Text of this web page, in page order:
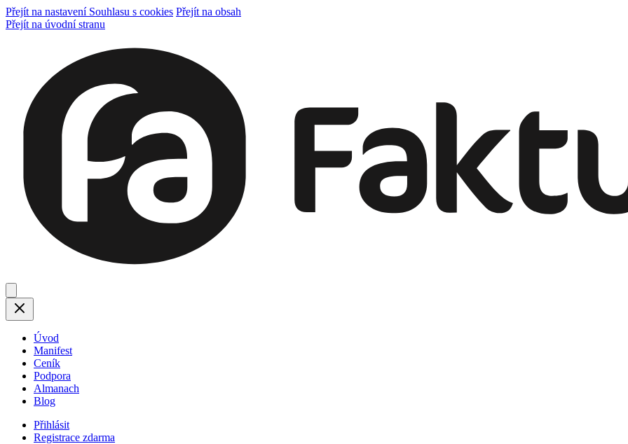
Přejít na nastavení Souhlasu s cookies Přejít na obsah
Přejít na úvodní stranu
Úvod
Manifest
Ceník
Podpora
Almanach
Blog
Přihlásit
Registrace zdarma